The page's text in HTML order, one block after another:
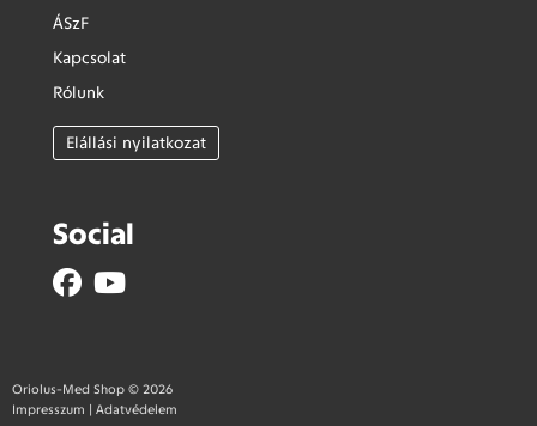
ÁSzF
Kapcsolat
Rólunk
Elállási nyilatkozat
Social
Oriolus-Med Shop © 2026
Impresszum | Adatvédelem